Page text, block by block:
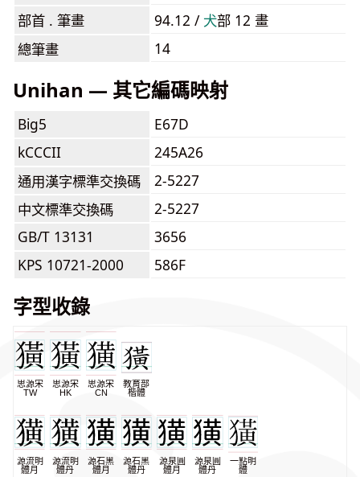
部首 . 筆畫
94.12 / ⽝部 12 畫
總筆畫
14
Unihan — 其它編碼映射
Big5
E67D
kCCCII
245A26
通用漢字標準交換碼
2-5227
中文標準交換碼
2-5227
GB/T 13131
3656
KPS 10721-2000
586F
字型收錄
思源宋
TW
思源宋
HK
思源宋
CN
教育部
楷體
源流明
體月
源流明
體丹
源石黑
體月
源石黑
體丹
源泉圓
體月
源泉圓
體丹
一點明
體